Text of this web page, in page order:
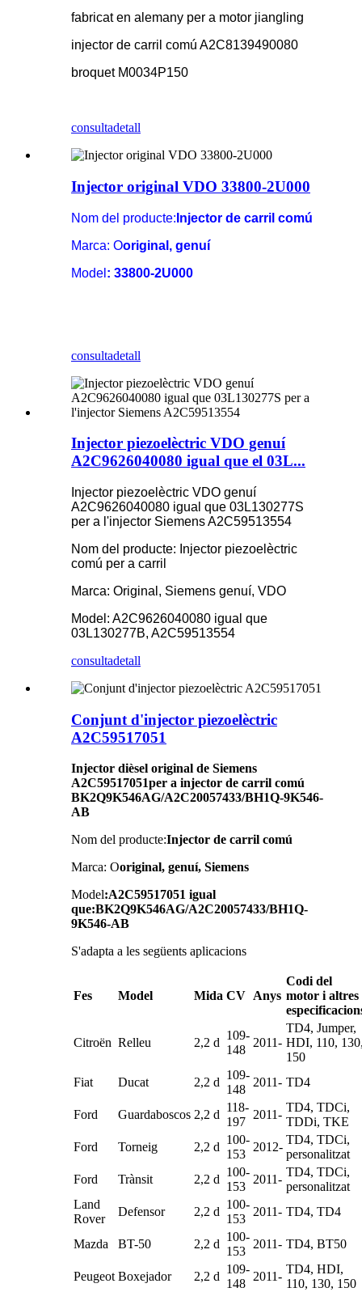
fabricat en alemany per a motor jiangling
injector de carril comú A2C8139490080
broquet M0034P150
consultadetall
Injector original VDO 33800-2U000
Nom del producte: Injector de carril comú
Marca: Ooriginal, genuí
Model : 33800-2U000
consultadetall
Injector piezoelèctric VDO genuí
A2C9626040080 igual que el 03L...
Injector piezoelèctric VDO genuí
A2C9626040080 igual que 03L130277S
per a l'injector Siemens A2C59513554
Nom del producte: Injector piezoelèctric
comú per a carril
Marca: Original, Siemens genuí, VDO
Model: A2C9626040080 igual que
03L130277B, A2C59513554
consultadetall
Conjunt d'injector piezoelèctric
A2C59517051
Injector dièsel original de Siemens
A2C59517051per a injector de carril comú
BK2Q9K546AG/A2C20057433/BH1Q-9K546-
AB
Nom del producte:Injector de carril comú
Marca: Ooriginal, genuí, Siemens
Model:A2C59517051 igual
que:BK2Q9K546AG/A2C20057433/BH1Q-
9K546-AB
S'adapta a les següents aplicacions
Fes Model Mida CV Anys
Codi del
motor i altres
Citroën Relleu 2,2 d
109-
148
2011-
TD4, Jumper,
HDI, 110,
150
Fiat
Ducat 2,2 d
109-
148
2011- TD4
Ford Guardaboscos 2,2 d
118-
197
2011-
TD4, TDCi,
TDDi, TKE
Ford
Torneig 2,2 d
100-
153
2012-
TD4, TDCi,
personalitzat
Ford
Trànsit 2,2 d
100-
153
2011-
TD4, TDCi,
personalitzat
Land
Rover
Defensor 2,2 d
100-
153
2011- TD4, TD4
Mazda BT-50 2,2 d
100-
153
2011- TD4, BT50
Peugeot Boxejador 2,2 d
109-
148
2011-
TD4, HDI,
110, 130, 150